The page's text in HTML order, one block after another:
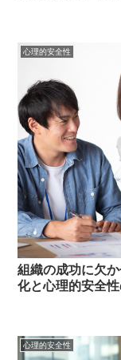
心理的安全性
組織の成功に欠
化と心理的安全
心理的安全性